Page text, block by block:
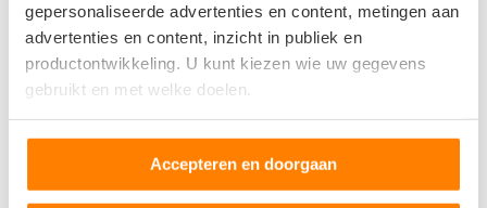
gepersonaliseerde advertenties en content, metingen aan
advertenties en content, inzicht in publiek en
productontwikkeling. U kunt kiezen wie uw gegevens
gebruikt en met welke doelen.
Als u het toestaat, willen we ook graag:
Informatie verzamelen over uw geografische locatie,
die tot een paar meter nauwkeurig kan zijn
Accepteren en doorgaan
Snellaadaansluting
Snellaadvermogen -
Snellaadtijd
Snellaadsnelheid -